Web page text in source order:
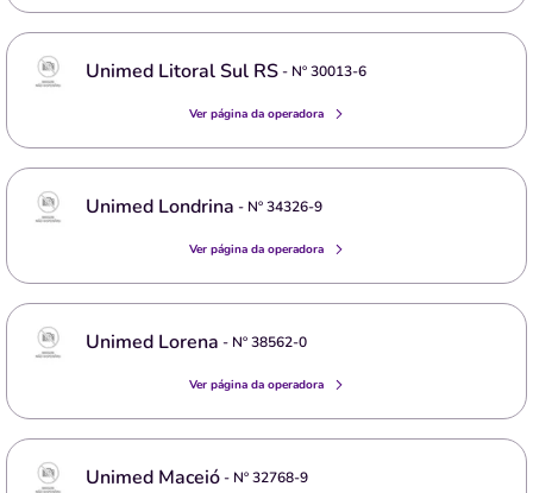
Unimed Litoral Sul RS- Nº30013-6
Ver página da operadora
Unimed Londrina - Nº34326-9
Ver página da operadora
Unimed Lorena - Nº38562-0
Ver página da operadora
Unimed Maceió- Nº32768-9